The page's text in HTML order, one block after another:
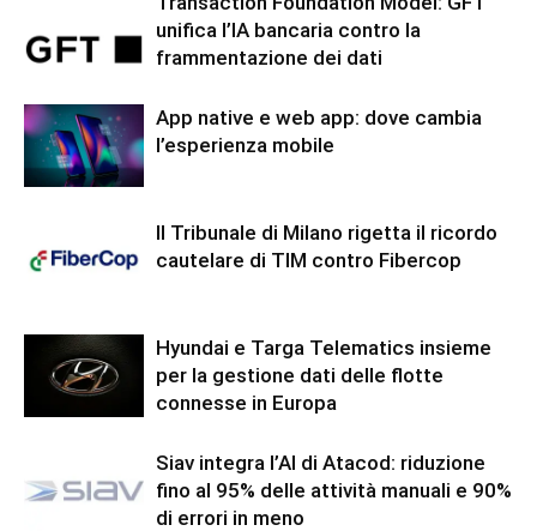
unifica l’IA bancaria contro la
frammentazione dei dati
App native e web app: dove cambia
l’esperienza mobile
Il Tribunale di Milano rigetta il ricordo
cautelare di TIM contro Fibercop
Hyundai e Targa Telematics insieme
per la gestione dati delle flotte
connesse in Europa
Siav integra l’AI di Atacod: riduzione
fino al 95% delle attività manuali e 90%
di errori in meno